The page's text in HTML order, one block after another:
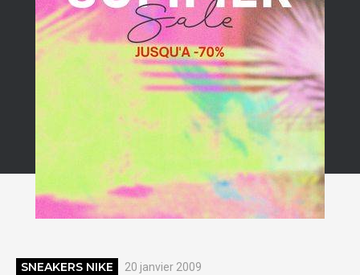
SNEAKERS NIKE 20 janvier 2009